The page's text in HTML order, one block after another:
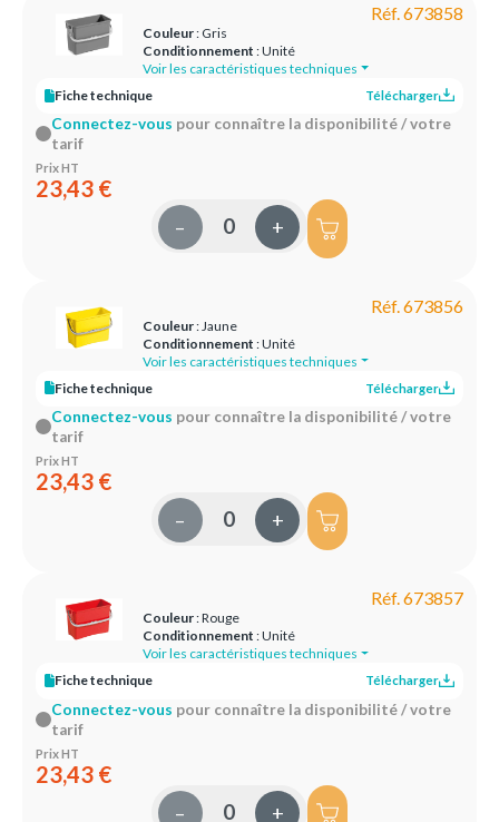
Réf. 673858
Couleur: Gris
Conditionnement : Unité
Voir les caractéristiques techniques
Fiche technique
Télécharger
Connectez-vous pour connaître la disponibilité / votre
tarif
Prix HT
23,43 €
– +
Réf. 673856
Couleur: Jaune
Conditionnement : Unité
Voir les caractéristiques techniques
Fiche technique
Télécharger
Connectez-vous pour connaître la disponibilité / votre
tarif
Prix HT
23,43 €
– +
Réf. 673857
Couleur: Rouge
Conditionnement : Unité
Voir les caractéristiques techniques
Fiche technique
Télécharger
Connectez-vous pour connaître la disponibilité / votre
tarif
Prix HT
23,43 €
– +